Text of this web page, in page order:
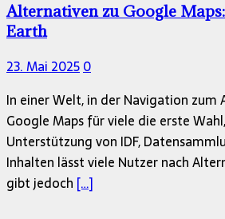
Alternativen zu Google
Earth
23. Mai 20250
In einer Welt, in der Navigation zum
Google Maps für viele die erste
Unterstützung von IDF,
Inhalten lässt viele Nutzer nach
gibt jedoch […]